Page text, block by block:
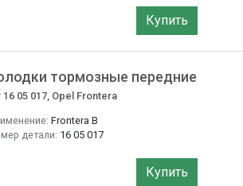
Купить
тормозные передние
16 05 017, Opel Frontera
Frontera B
детали: 16 05 017
Купить